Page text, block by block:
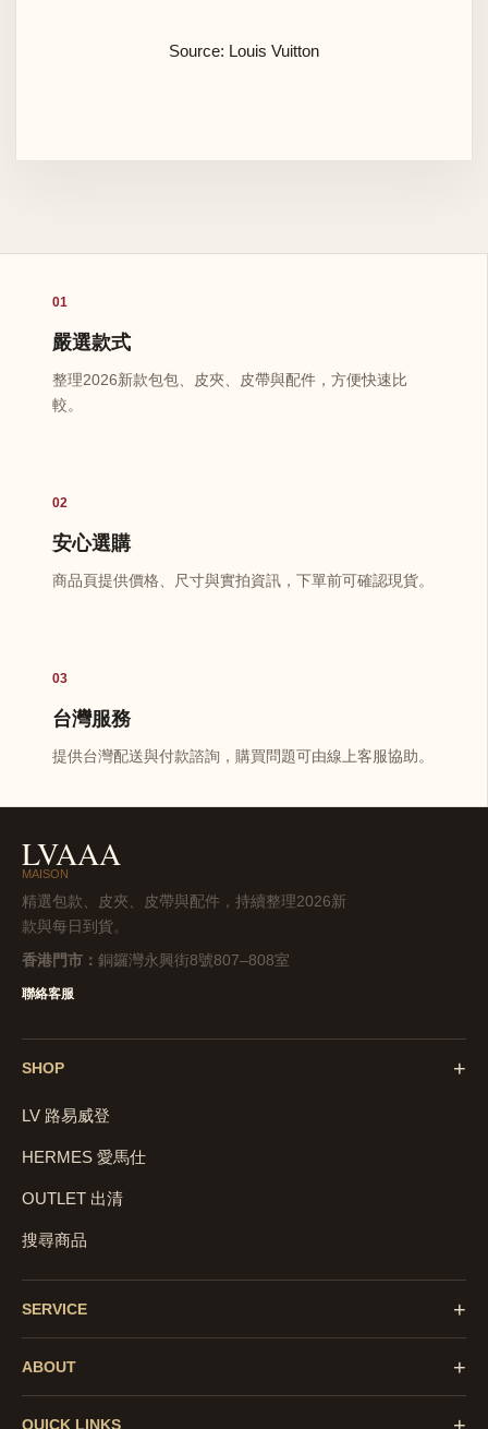
Source: Louis Vuitton
01
嚴選款式
整理2026新款包包、皮夾、皮帶與配件，方便快速比
較。
02
安心選購
商品頁提供價格、尺寸與實拍資訊，下單前可確認現貨。
03
台灣服務
提供台灣配送與付款諮詢，購買問題可由線上客服協助。
LVAAA
MAISON
精選包款、皮夾、皮帶與配件，持續整理2026新
款與每日到貨。
香港門市： 銅鑼灣永興街8號807–808室
聯絡客服
SHOP +
LV 路易威登
HERMES 愛馬仕
OUTLET 出清
搜尋商品
SERVICE +
ABOUT +
QUICK LINKS